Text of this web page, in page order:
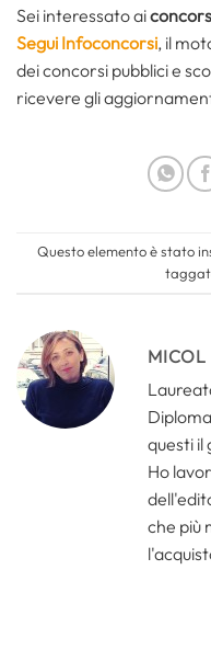
Sei interessato ai
Segui Infoconcorsi, il
dei concorsi pubblici e
ricevere gli
Questo elemento è stato
questi il
Ho
che più